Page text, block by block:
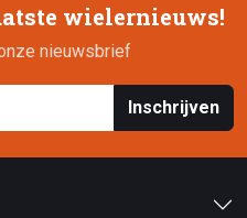
wielernieuws!
nieuwsbrief
Inschrijven